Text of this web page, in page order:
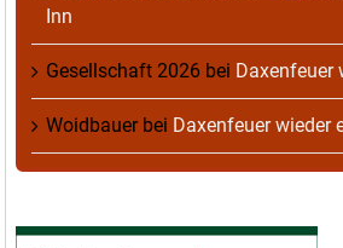
Inn
Gesellschaft 2026 bei Daxenfeuer
Woidbauerbei Daxenfeuer wieder